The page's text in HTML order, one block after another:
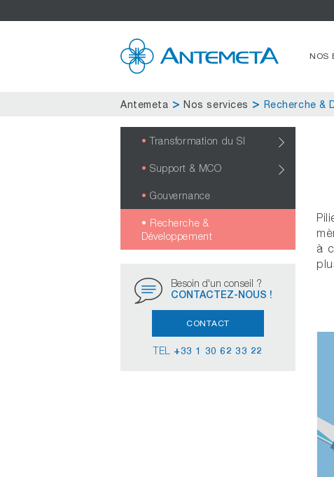
NOS
Antemeta Nos services Recherche &
à
Transformation du SI
Support & MCO
Gouvernance
Recherche &
Développement
Besoin d'un conseil ?
CONTACTEZ-NOUS !
CONTACT
TEL +33 1 30 62 33 22